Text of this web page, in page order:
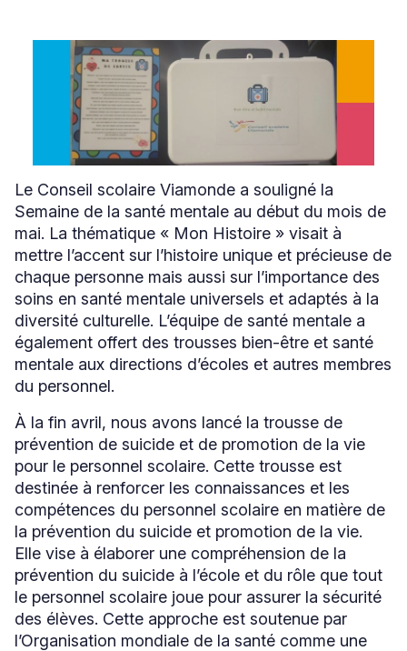
Le Conseil scolaire Viamonde a souligné la
Semaine de la santé mentale au début du mois de
mai. La thématique « Mon Histoire » visait à
mettre l’accent sur l’histoire unique et précieuse de
chaque personne mais aussi sur l’importance des
soins en santé mentale universels et adaptés à la
diversité culturelle. L’équipe de santé mentale a
également offert des trousses bien-être et santé
mentale aux directions d’écoles et autres membres
du personnel.
À la fin avril, nous avons lancé la trousse de
prévention de suicide et de promotion de la vie
pour le personnel scolaire. Cette trousse est
destinée à renforcer les connaissances et les
compétences du personnel scolaire en matière de
la prévention du suicide et promotion de la vie.
Elle vise à élaborer une compréhension de la
prévention du suicide à l’école et du rôle que tout
le personnel scolaire joue pour assurer la sécurité
des élèves. Cette approche est soutenue par
l’Organisation mondiale de la santé comme une